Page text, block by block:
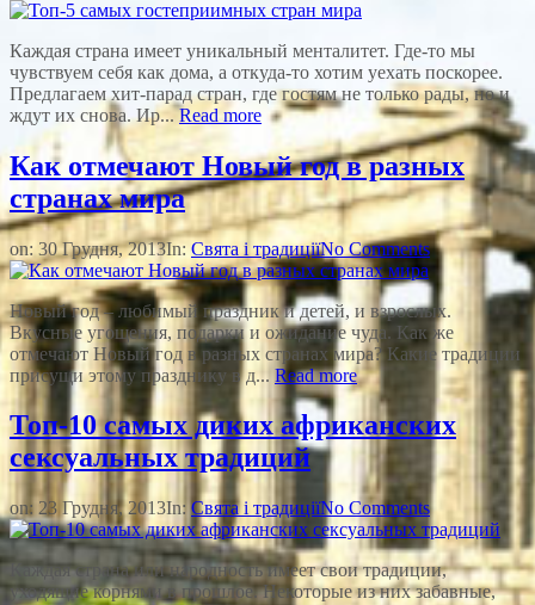
Каждая страна имеет уникальный менталитет. Где-то мы
чувствуем себя как дома, а откуда-то хотим уехать поскорее.
Предлагаем хит-парад стран, где гостям не только рады, но и
ждут их снова. Ир...Read more
Как отмечают Новый год в разных
странах мира
on: 30 Грудня, 2013In: Свята і традиціїNo Comments
Новый год – любимый праздник и детей, и взрослых.
Вкусные угощения, подарки и ожидание чуда. Как же
отмечают Новый год в разных странах мира? Какие традиции
присущи этому празднику в д... Read more
Топ-10 самых диких африканских
сексуальных традиций
on: 23 Грудня, 2013In: Свята і традиціїNo Comments
Каждая страна или народность имеет свои традиции,
уходящие корнями в прошлое. Некоторые из них забавные,